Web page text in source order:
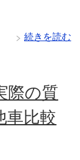
続きを読む
際の質
車比較